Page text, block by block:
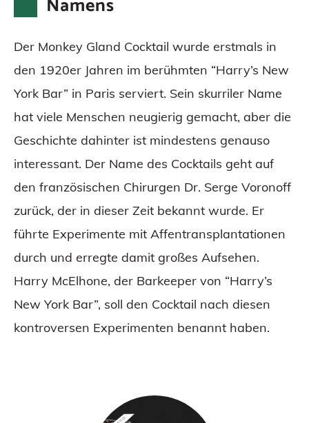
Der Monkey Gland Cocktail wurde erstmals in
den 1920er Jahren im berühmten “Harry’s New
York Bar” in Paris serviert. Sein skurriler Name
hat viele Menschen neugierig gemacht, aber die
Geschichte dahinter ist mindestens genauso
interessant. Der Name des Cocktails geht auf
den französischen Chirurgen Dr. Serge Voronoff
zurück, der in dieser Zeit bekannt wurde. Er
führte Experimente mit Affentransplantationen
durch und erregte damit großes Aufsehen.
Harry McElhone, der Barkeeper von “Harry’s
New York Bar”, soll den Cocktail nach diesen
kontroversen Experimenten benannt haben.